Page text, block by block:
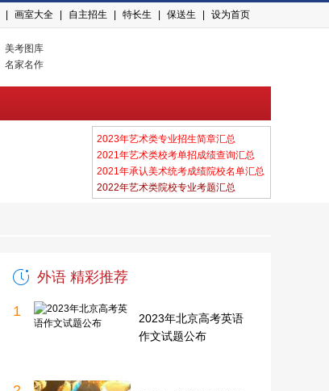
画室大全 自主招生 特长生 保送生 设为首页
美考图库
名家名作
2023年艺术类专业招生简章汇总
2021年艺术类校考单招成绩查询汇总
2021年承认美术统考成绩院校名单汇总
2022年艺术类院校专业考题汇总
外语 精彩推荐
1
2023年北京高考英语
作文试题公布